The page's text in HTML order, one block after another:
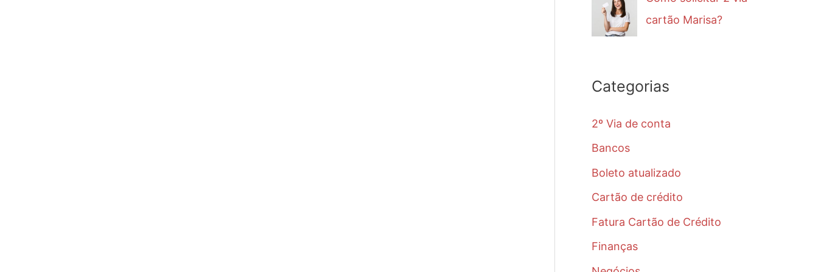
cartão Marisa?
Categorias
2º Via de conta
Bancos
Boleto atualizado
Cartão de crédito
Fatura Cartão de Crédito
Finanças